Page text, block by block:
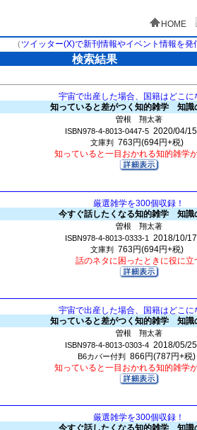
HOME
（ ツイッター(X)で新刊情報やイベント情報を発
検索結果
宇宙で出産した場合、国籍はどこに
知っていると差がつく知的雑学 知識
曽根 翔太著
ISBN978-4-8013-0447-5 2020/04/15
文庫判 763円(694円+税)
知っていると一目おかれる知的雑学
厳選雑学を300個収録！
今すぐ話したくなる知的雑学 知識
曽根 翔太著
ISBN978-4-8013-0333-1 2018/10/17
文庫判 763円(694円+税)
話のネタに困ったときに役に立
宇宙で出産した場合、国籍はどこに
知っていると差がつく知的雑学 知識
曽根 翔太著
ISBN978-4-8013-0303-4 2018/05/25
B6カバー付判 866円(787円+税)
知っていると一目おかれる知的雑学
厳選雑学を300個収録！
今すぐ話したくなる知的雑学 知識